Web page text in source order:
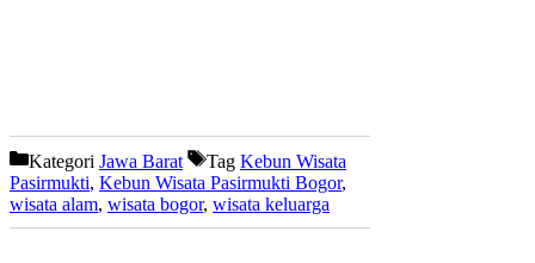
Kategori Jawa Barat Tag Kebun Wisata
Pasirmukti, Kebun Wisata Pasirmukti Bogor,
wisata alam, wisata bogor, wisata keluarga